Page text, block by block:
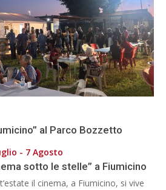
al Parco Bozzetto
- 7 Agosto
sotto le stelle” a Fiumicino
il cinema, a Fiumicino, si vive